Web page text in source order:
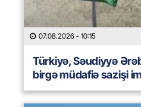
07.08.2026 - 10:15
Türkiyə, Səudiyyə
birgə müdafiə sazişi